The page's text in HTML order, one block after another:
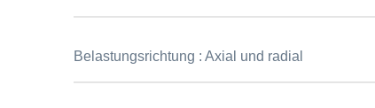
Belastungsrichtung :Axial und radial